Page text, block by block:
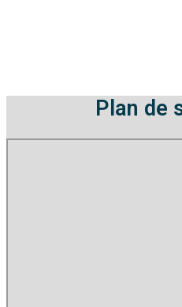
Plan de